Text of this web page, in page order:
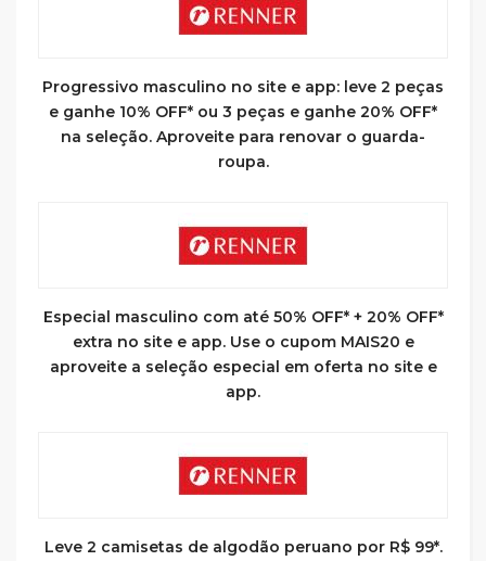
Progressivo masculino no site e app: leve 2 peças
e ganhe 10% OFF* ou 3 peças e ganhe 20% OFF*
na seleção. Aproveite para renovar o guarda-
roupa.
Especial masculino com até 50% OFF* + 20% OFF*
extra no site e app. Use o cupom MAIS20 e
aproveite a seleção especial em oferta no site e
app.
Leve 2 camisetas de algodão peruano por R$ 99*.